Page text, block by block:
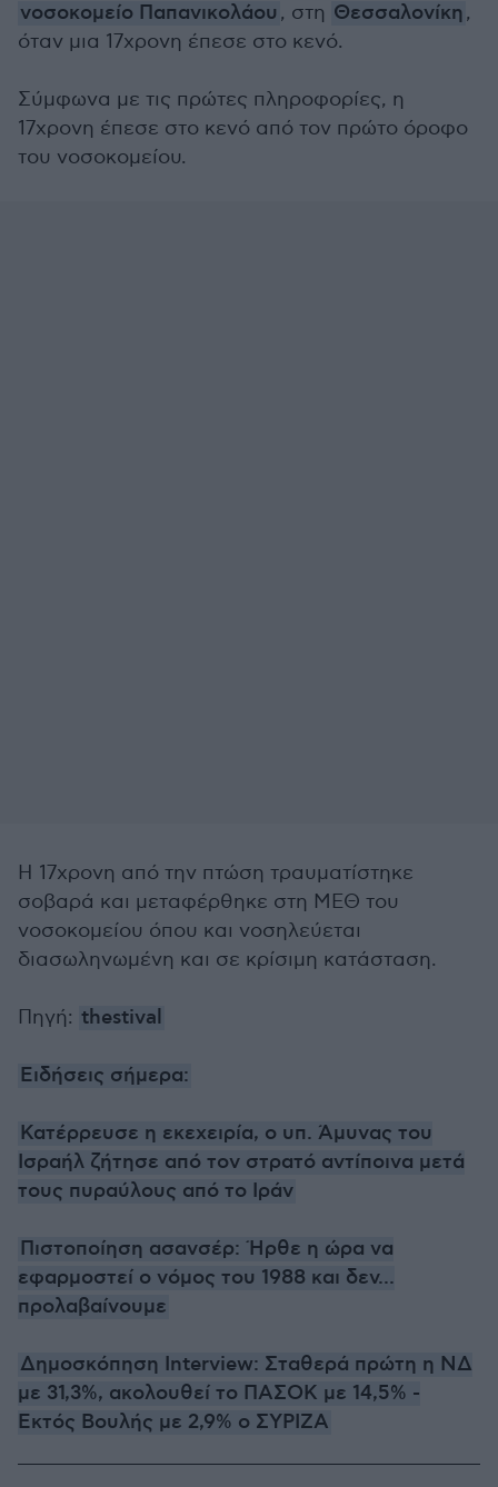
νοσοκομείο Παπανικολάου , στη Θεσσαλονίκη,
όταν μια 17χρονη έπεσε στο κενό.
Σύμφωνα με τις πρώτες πληροφορίες, η
17χρονη έπεσε στο κενό από τον πρώτο όροφο
του νοσοκομείου.
Η 17χρονη από την πτώση τραυματίστηκε
σοβαρά και μεταφέρθηκε στη ΜΕΘ του
νοσοκομείου όπου και νοσηλεύεται
διασωληνωμένη και σε κρίσιμη κατάσταση.
Πηγή: thestival
Ειδήσεις σήμερα:
Κατέρρευσε η εκεχειρία, ο υπ. Άμυνας του
Ισραήλ ζήτησε από τον στρατό αντίποινα μετά
τους πυραύλους από το Ιράν
Πιστοποίηση ασανσέρ: Ήρθε η ώρα να
εφαρμοστεί ο νόμος του 1988 και δεν...
προλαβαίνουμε
Δημοσκόπηση Interview: Σταθερά πρώτη η ΝΔ
με 31,3%, ακολουθεί το ΠΑΣΟΚ με 14,5% -
Εκτός Βουλής με 2,9% ο ΣΥΡΙΖΑ